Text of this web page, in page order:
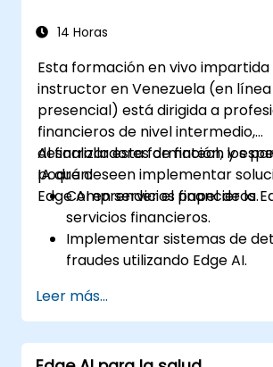
modelos.
un rendimiento óptimo,
energética e inferencia de
14 Horas
Esta formación en vivo
instructor en Venezuela (en
presencial) está dirigida a
financieros de nivel intermedio,
desarrolladores de fintech y
IA que deseen implementar
Edge AI en servicios financieros.
Al finalizar esta formación, los
podrán:
Comprender el papel de la
servicios financieros.
Implementar sistemas de
fraudes utilizando Edge AI.
soluciones impulsadas por IA.
Aplicar Edge AI para la
y la toma de decisiones.
Leer más...